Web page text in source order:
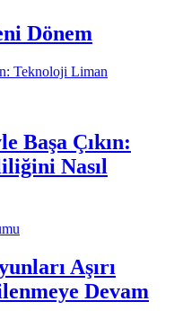
Dönem
Başa Çıkın:
Nasıl
Aşırı
Devam